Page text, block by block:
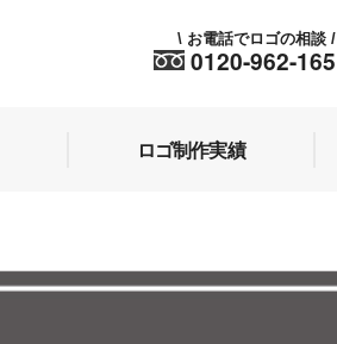
0120-962-165
\ お電話でロゴの相談 /
ロゴ制作実績